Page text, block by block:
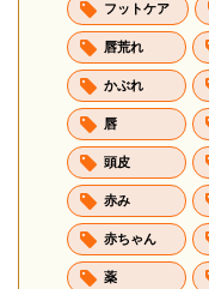
フットケア
唇荒れ
かぶれ
唇
頭皮
赤み
赤ちゃん
薬